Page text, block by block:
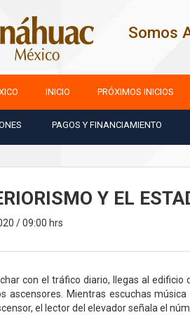
Somos
INICIO PRÓXIMOS INICIOS
PAGOS Y FINANCIAMIENTO
Y EL
/ 09:00 hrs
con el tráfico diario, llegas al
ascensores. Mientras escuchas
el lector del elevador señala el